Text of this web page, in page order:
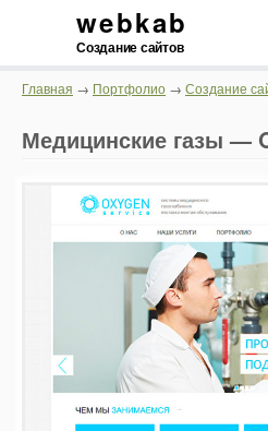
webkab
Создание сайтов
Медицинские газы —
Главная → Портфолио → Создание